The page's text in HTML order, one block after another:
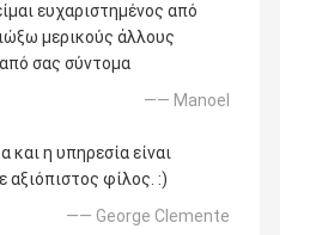
ευχαριστημένος από
μερικούς άλλους
σας σύντομα
—— Manoel
και η υπηρεσία είναι
αξιόπιστος φίλος. :)
—— George Clemente